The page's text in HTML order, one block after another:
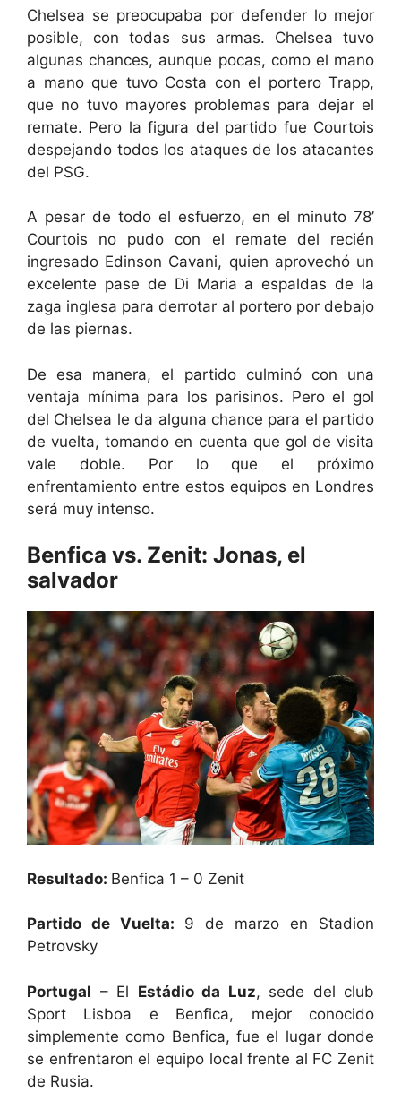
Chelsea se preocupaba por defender lo mejor
posible, con todas sus armas. Chelsea tuvo
algunas chances, aunque pocas, como el mano
a mano que tuvo Costa con el portero Trapp,
que no tuvo mayores problemas para dejar el
remate. Pero la figura del partido fue Courtois
despejando todos los ataques de los atacantes
del PSG.
A pesar de todo el esfuerzo, en el minuto 78’
Courtois no pudo con el remate del recién
ingresado Edinson Cavani, quien aprovechó un
excelente pase de Di Maria a espaldas de la
zaga inglesa para derrotar al portero por debajo
de las piernas.
De esa manera, el partido culminó con una
ventaja mínima para los parisinos. Pero el gol
del Chelsea le da alguna chance para el partido
de vuelta, tomando en cuenta que gol de visita
vale doble. Por lo que el próximo
enfrentamiento entre estos equipos en Londres
será muy intenso.
Benfica vs. Zenit: Jonas, el
salvador
Resultado: Benfica 1 – 0 Zenit
Partido de Vuelta: 9 de marzo en Stadion
Petrovsky
Portugal – El Estádio da Luz, sede del club
Sport Lisboa e Benfica, mejor conocido
simplemente como Benfica, fue el lugar donde
se enfrentaron el equipo local frente al FC Zenit
de Rusia.